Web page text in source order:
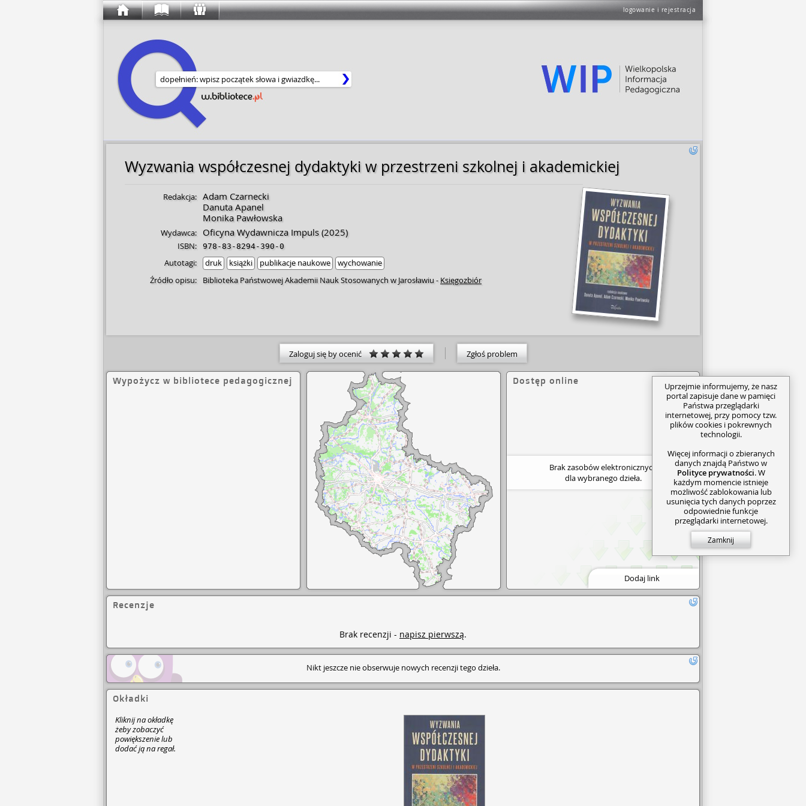
logowanie i rejestracja
Wyszukaj w serwisie
Wyzwania współczesnej dydaktyki w przestrzeni szkolnej i akademickiej
Redakcja: Adam Czarnecki
Danuta Apanel
Monika Pawłowska
Wydawca: Oficyna Wydawnicza Impuls (2025)
ISBN: 978-83-8294-390-0
Autotagi: druk książki publikacje naukowe
wychowanie
Źródło opisu:
Biblioteka Państwowej Akademii Nauk Stosowanych w Jarosławiu - Księgozbiór
Zaloguj się by ocenić Zgłoś problem
Wypożycz w bibliotece pedagogicznej Dostęp online
Brak zasobów elektronicznych
dla wybranego dzieła.
Dodaj link
Recenzje
Brak recenzji - napisz pierwszą.
Nikt jeszcze nie obserwuje nowych recenzji tego dzieła.
Okładki
Kliknij na okładkę
żeby zobaczyć
powiększenie lub
dodać ją na regał.
Uprzejmie informujemy, że nasz
portal zapisuje dane w pamięci
Państwa przeglądarki
internetowej, przy pomocy tzw.
plików cookies i pokrewnych
technologii.
Więcej informacji o zbieranych
danych znajdą Państwo w
Polityce prywatności. W
każdym momencie istnieje
możliwość zablokowania lub
usunięcia tych danych poprzez
odpowiednie funkcje
przeglądarki internetowej.
Zamknij